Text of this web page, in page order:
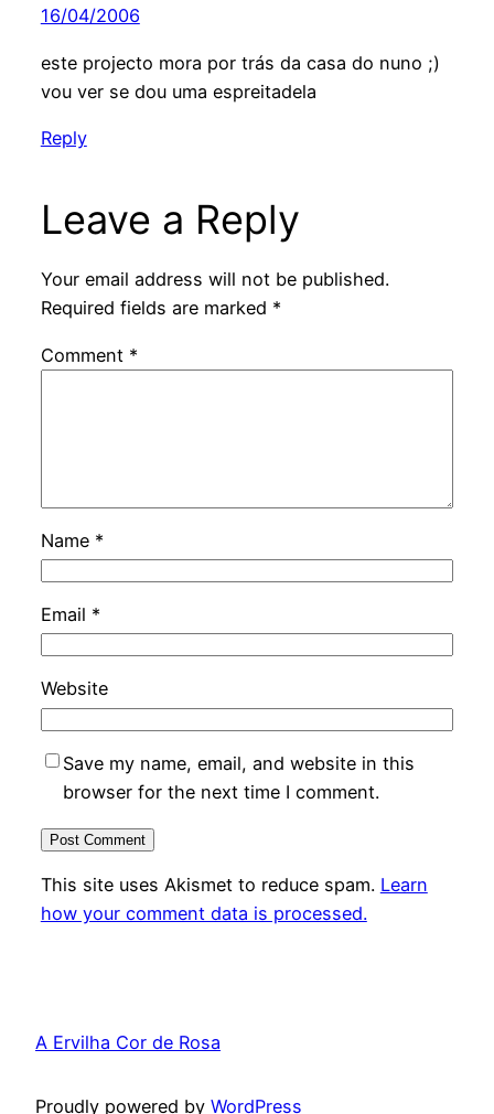
16/04/2006
este projecto mora por trás da casa do nuno ;)
vou ver se dou uma espreitadela
Reply
Leave a Reply
Your email address will not be published.
Required fields are marked *
Comment *
Name *
Email *
Website
Save my name, email, and website in this
browser for the next time I comment.
This site uses Akismet to reduce spam. Learn
how your comment data is processed.
A Ervilha Cor de Rosa
Proudly powered by WordPress